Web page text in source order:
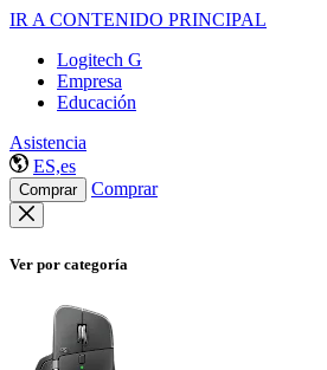
IR A CONTENIDO PRINCIPAL
Logitech G
Empresa
Educación
Asistencia
ES,es
Comprar Comprar
Ver por categoría